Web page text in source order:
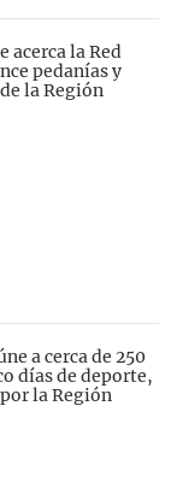
acerca la Red
pedanías y
la Región
a cerca de 250
días de deporte,
la Región